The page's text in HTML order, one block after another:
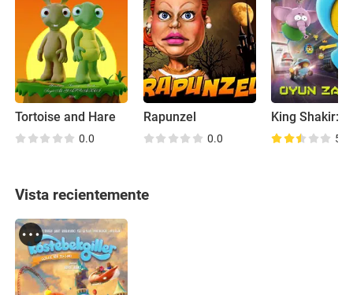
Tortoise and Hare
0.0
Rapunzel
0.0 5.4
Vista recientemente